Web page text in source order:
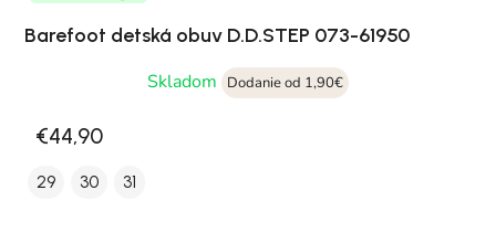
Barefoot detská obuv D.D.STEP 073-61950
Skladom
Dodanie od 1,90€
€44,90
29 30 31